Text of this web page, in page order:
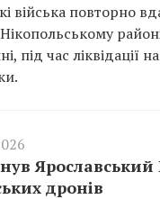
війська повторно
під час ліквідації
дронів